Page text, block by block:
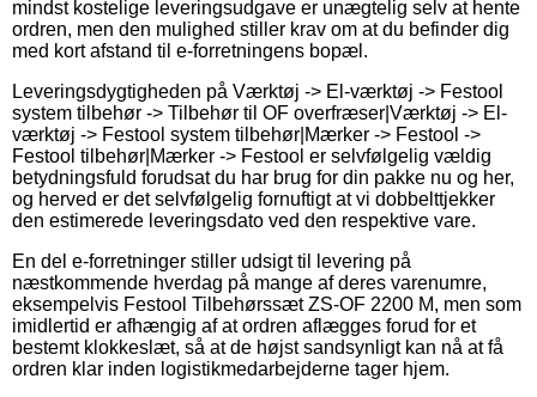
mindst kostelige leveringsudgave er unægtelig selv at hente
ordren, men den mulighed stiller krav om at du befinder dig
med kort afstand til e-forretningens bopæl.
Leveringsdygtigheden på Værktøj -> El-værktøj -> Festool
system tilbehør -> Tilbehør til OF overfræser|Værktøj -> El-
værktøj -> Festool system tilbehør|Mærker -> Festool ->
Festool tilbehør|Mærker -> Festool er selvfølgelig vældig
betydningsfuld forudsat du har brug for din pakke nu og her,
og herved er det selvfølgelig fornuftigt at vi dobbelttjekker
den estimerede leveringsdato ved den respektive vare.
En del e-forretninger stiller udsigt til levering på
næstkommende hverdag på mange af deres varenumre,
eksempelvis Festool Tilbehørssæt ZS-OF 2200 M, men som
imidlertid er afhængig af at ordren aflægges forud for et
bestemt klokkeslæt, så at de højst sandsynligt kan nå at få
ordren klar inden logistikmedarbejderne tager hjem.